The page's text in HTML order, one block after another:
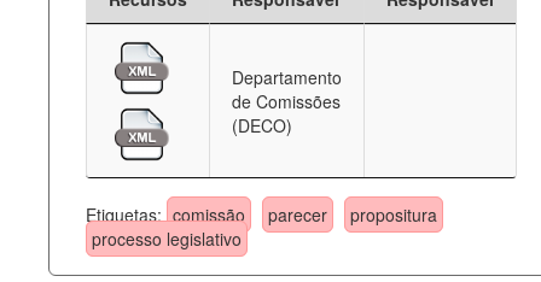
Departamento
de Comissões
(DECO)
Etiquetas: comissão parecer
propositura
processo legislativo